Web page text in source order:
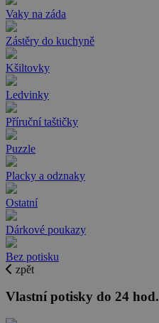
Vaky na záda
Zástěry do kuchyně
Kšiltovky
Ledvinky
Příruční taštičky
Puzzle
Placky a odznaky
Ostatní
Dárkové poukazy
Bez potisku
zpět
Vlastní potisky do 24 hod.